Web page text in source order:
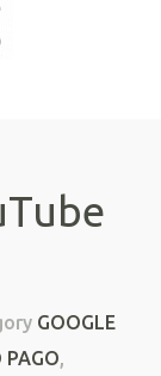
GOOGLE
PAGO,